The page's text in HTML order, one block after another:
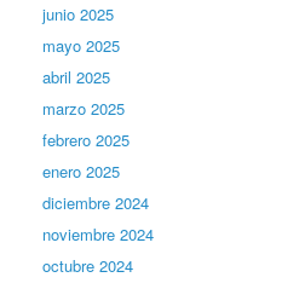
junio 2025
mayo 2025
abril 2025
marzo 2025
febrero 2025
enero 2025
diciembre 2024
noviembre 2024
octubre 2024